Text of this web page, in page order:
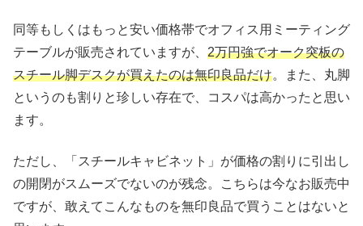
同等もしくはもっと安い価格帯でオフィス用ミーティング
テーブルが販売されていますが、 2万円強でオーク突板の
スチール脚デスクが買えたのは無印良品だけ。また、丸脚
というのも割りと珍しい存在で、コスパは高かったと思い
ます。
ただし、「スチールキャビネット」が価格の割りに引出し
の開閉がスムーズでないのが残念。こちらは今なお販売中
ですが、敢えてこんなものを無印良品で買うことはないと